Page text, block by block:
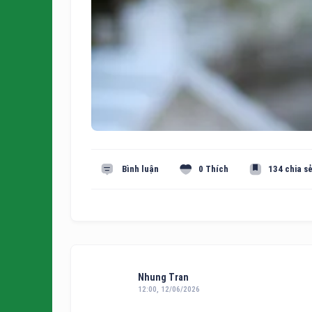
Bình luận 0 Thích 134 chia
Nhung Tran
12:00, 12/06/2026